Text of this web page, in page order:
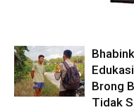
Brong
Tidak